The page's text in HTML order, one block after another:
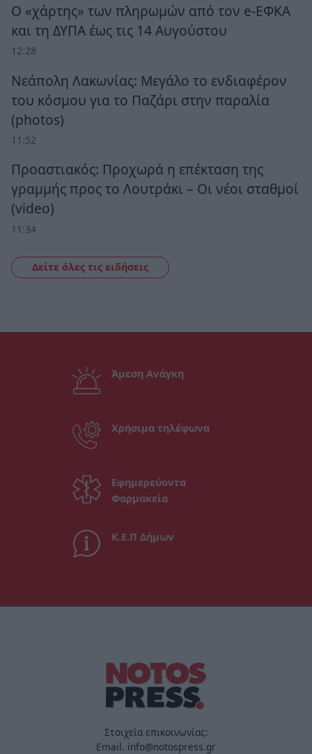
Ο «χάρτης» των πληρωμών από τον e-ΕΦΚΑ
και τη ΔΥΠΑ έως τις 14 Αυγούστου
12:28
Νεάπολη Λακωνίας: Μεγάλο το ενδιαφέρον
του κόσμου για το Παζάρι στην παραλία
(photos)
11:52
Προαστιακός: Προχωρά η επέκταση της
γραμμής προς το Λουτράκι – Οι νέοι σταθμοί
(video)
11:34
Δείτε όλες τις ειδήσεις
Άμεση Ανάγκη
Χρήσιμα τηλέφωνα
Εφημερεύοντα
Φαρμακεία
Κ.Ε.Π Δήμων
Στοιχεία επικοινωνίας:
Email. info@notospress.gr